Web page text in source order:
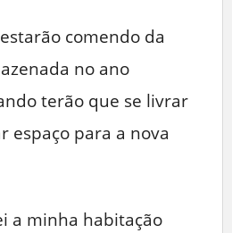
comendo da
no ano
terão que se livrar
espaço para a nova
a minha habitação